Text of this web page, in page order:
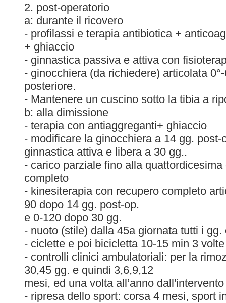
2. post-operatorio
a: durante il ricovero
- profilassi e terapia antibiotica +
+ ghiaccio
- ginnastica passiva e attiva con
- ginocchiera (da richiedere) articolata
posteriore.
- Mantenere un cuscino sotto la tibia a
b: alla dimissione
- terapia con antiaggreganti+ ghiaccio
- modificare la ginocchiera a 14 gg. post-
ginnastica attiva e libera a 30 gg..
- carico parziale fino alla
completo
- kinesiterapia con recupero completo
90 dopo 14 gg. post-op.
e 0-120 dopo 30 gg.
- nuoto (stile) dalla 45a giornata tutti i
- ciclette e poi bicicletta 10-15 min 3
- controlli clinici ambulatoriali: per la
30,45 gg. e quindi 3,6,9,12
mesi, ed una volta all’anno
- ripresa dello sport: corsa 4 mesi, sport